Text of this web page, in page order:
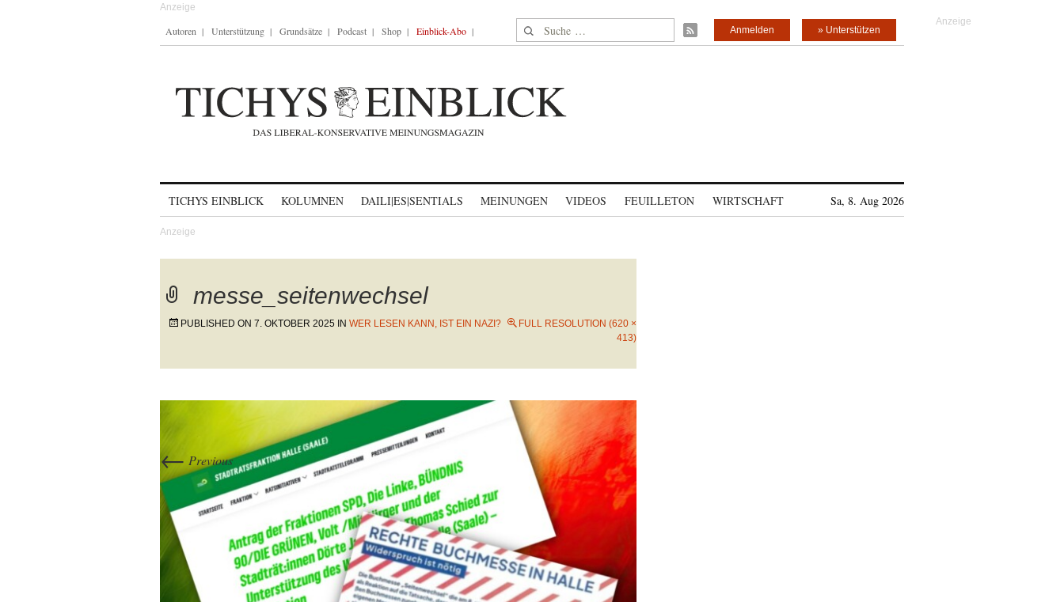
Autoren Unterstützung Grundsätze Podcast Shop Einblick-Abo Suche nach: » Unterstützen
Anmelden
TICHYS EINBLICK KOLUMNEN DAILI|ES|SENTIALS MEINUNGEN VIDEOS FEUILLETON WIRTSCHAFT Sa, 8. Aug 2026
messe_seitenwechsel
PUBLISHED ON 7. OKTOBER 2025 IN WER LESEN KANN, IST EIN NAZI?
FULL RESOLUTION (620 ×
413)
← Previous